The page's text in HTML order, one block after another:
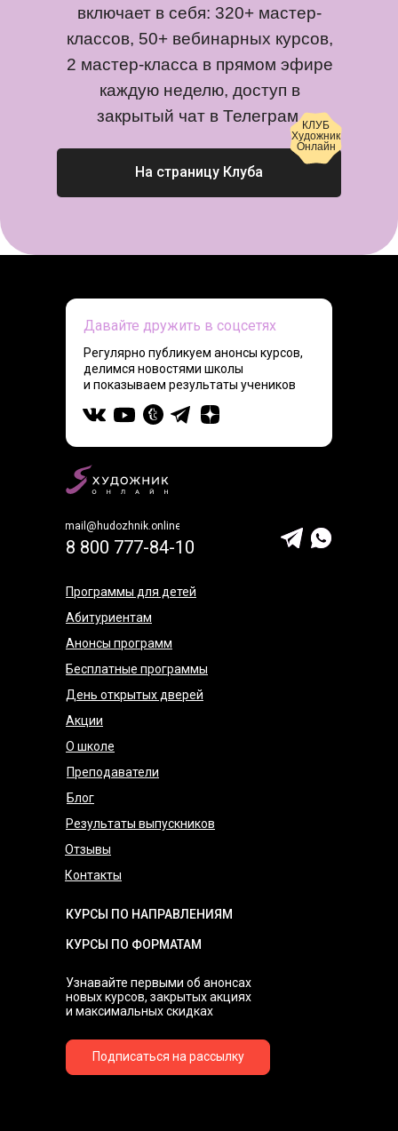
включает в себя: 320+ мастер-
классов, 50+ вебинарных курсов,
2 мастер-класса в прямом эфире
каждую неделю, доступ в
закрытый чат в Телеграм.
На страницу Клуба
КЛУБ
Художник
Онлайн
Давайте дружить в соцсетях
mail@hudozhnik.online
Узнавайте первыми об анонсах
новых курсов, закрытых акциях
и максимальных скидках
Регулярно публикуем анонсы курсов,
делимся новостями школы
и показываем результаты учеников
8 800 777-84-10
КУРСЫ ПО НАПРАВЛЕНИЯМ
КУРСЫ ПО ФОРМАТАМ
Программы для детей
Абитуриентам
Анонсы программ
Бесплатные программы
День открытых дверей
Акции
О школе
Преподаватели
Блог
Результаты выпускников
Отзывы
Контакты
Подписаться на рассылку